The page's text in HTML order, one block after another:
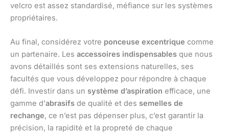
velcro est assez standardisé, méfiance sur les systèmes
propriétaires.
Au final, considérez votre ponceuse excentrique comme
un partenaire. Les accessoires indispensables que nous
avons détaillés sont ses extensions naturelles, ses
facultés que vous développez pour répondre à chaque
défi. Investir dans un système d’aspiration efficace, une
gamme d’abrasifs de qualité et des semelles de
rechange, ce n’est pas dépenser plus, c’est garantir la
précision, la rapidité et la propreté de chaque